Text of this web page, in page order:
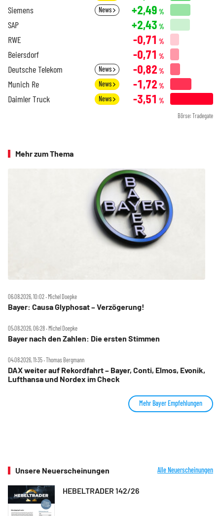
Siemens News +2,49 %
SAP +2,43 %
RWE -0,71 %
Beiersdorf -0,71 %
Deutsche Telekom News -0,82 %
Munich Re News -1,72 %
Daimler Truck News -3,51 %
Börse: Tradegate
Mehr zum Thema
06.08.2026, 10:02 ‧ Michel Doepke
Bayer: Causa Glyphosat – Verzögerung!
05.08.2026, 06:28 ‧ Michel Doepke
Bayer nach den Zahlen: Die ersten Stimmen
04.08.2026, 11:35 ‧ Thomas Bergmann
DAX weiter auf Rekordfahrt – Bayer, Conti, Elmos, Evonik,
Lufthansa und Nordex im Check
Mehr Bayer Empfehlungen
Unsere Neuerscheinungen Alle Neuerscheinungen
HEBELTRADER 142/26